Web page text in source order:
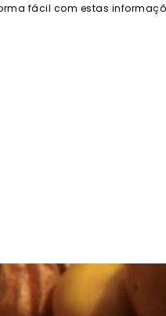
fácil com estas